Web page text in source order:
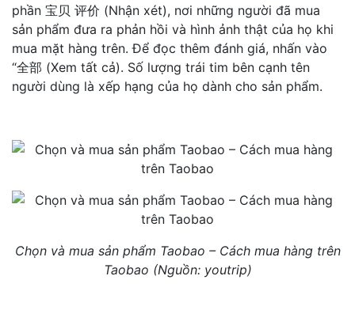
phần 宝贝 评价 (Nhận xét), nơi những người đã mua
sản phẩm đưa ra phản hồi và hình ảnh thật của họ khi
mua mặt hàng trên. Để đọc thêm đánh giá, nhấn vào
“全部 (Xem tất cả). Số lượng trái tim bên cạnh tên
người dùng là xếp hạng của họ dành cho sản phẩm.
Chọn và mua sản phẩm Taobao – Cách mua hàng trên
Taobao (Nguồn: youtrip)